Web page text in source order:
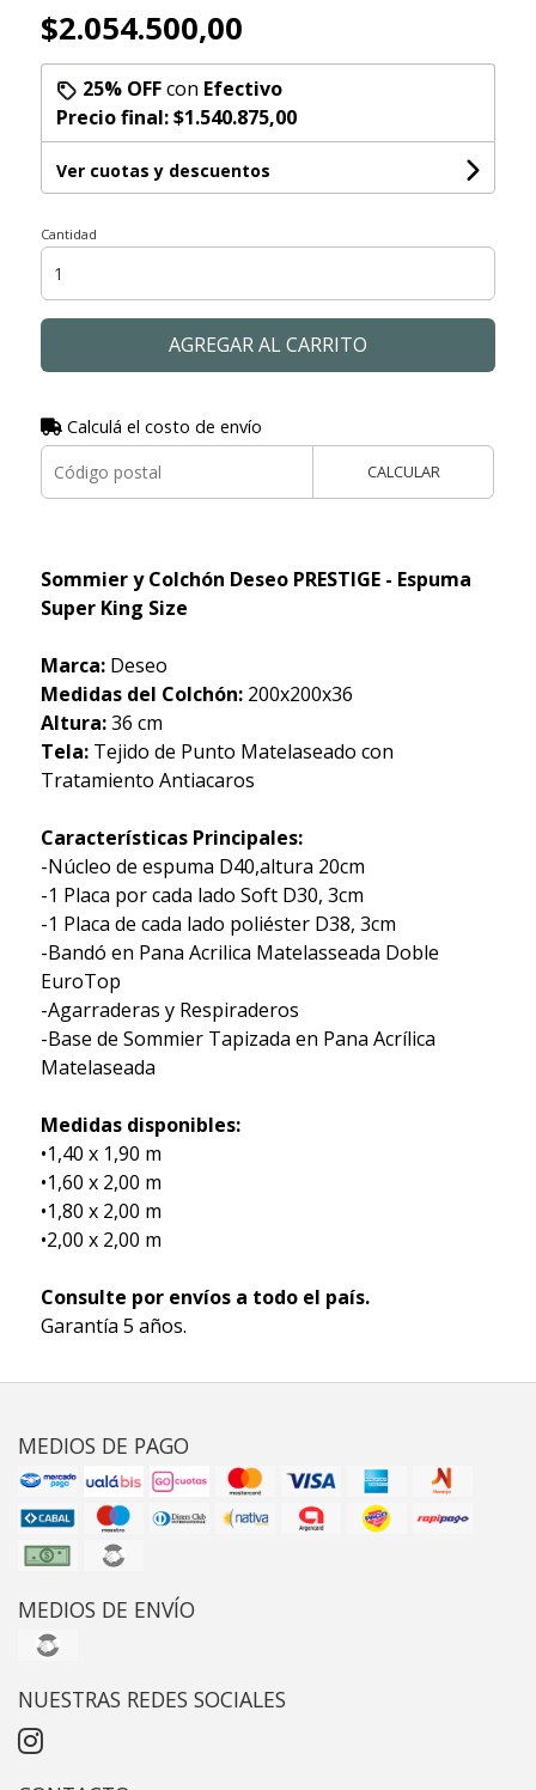
$2.054.500,00
25% OFFcon Efectivo
Precio final:$1.540.875,00
Ver cuotas y descuentos
Cantidad
AGREGAR AL CARRITO
Calculá el costo de envío
CALCULAR
Sommier y Colchón Deseo PRESTIGE - Espuma
Super King Size
Marca:Deseo
Medidas del Colchón: 200x200x36
Altura:36 cm
Tela:Tejido de Punto Matelaseado con
Tratamiento Antiacaros
Características Principales:
-Núcleo de espuma D40,altura 20cm
-1 Placa por cada lado Soft D30, 3cm
-1 Placa de cada lado poliéster D38, 3cm
-Bandó en Pana Acrilica Matelasseada Doble
EuroTop
-Agarraderas y Respiraderos
-Base de Sommier Tapizada en Pana Acrílica
Matelaseada
Medidas disponibles:
•1,40 x 1,90 m
•1,60 x 2,00 m
•1,80 x 2,00 m
•2,00 x 2,00 m
Consulte por envíos a todo el país.
Garantía 5 años.
MEDIOS DE PAGO
MEDIOS DE ENVÍO
NUESTRAS REDES SOCIALES